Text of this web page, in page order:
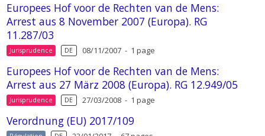
Europees Hof voor de Rechten van de Mens:
Arrest aus 8 November 2007 (Europa). RG
11.287/03
Jurisprudence DE 08/11/2007 - 1 page
Europees Hof voor de Rechten van de Mens:
Arrest aus 27 März 2008 (Europa). RG 12.949/05
Jurisprudence DE 27/03/2008 - 1 page
Verordnung (EU) 2017/109